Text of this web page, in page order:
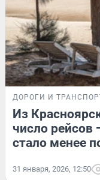
ДОРОГИ И
Из
число рейсов
стало менее
31 января, 2026, 12:50